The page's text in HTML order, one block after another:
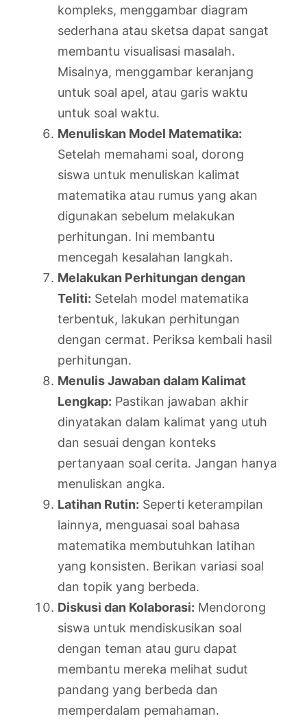
kompleks, menggambar diagram
sederhana atau sketsa dapat sangat
membantu visualisasi masalah.
Misalnya, menggambar keranjang
untuk soal apel, atau garis waktu
untuk soal waktu.
Menuliskan Model Matematika:
Setelah memahami soal, dorong
siswa untuk menuliskan kalimat
matematika atau rumus yang akan
digunakan sebelum melakukan
perhitungan. Ini membantu
mencegah kesalahan langkah.
Melakukan Perhitungan dengan
Teliti: Setelah model matematika
terbentuk, lakukan perhitungan
dengan cermat. Periksa kembali hasil
perhitungan.
Menulis Jawaban dalam Kalimat
Lengkap: Pastikan jawaban akhir
dinyatakan dalam kalimat yang utuh
dan sesuai dengan konteks
pertanyaan soal cerita. Jangan hanya
menuliskan angka.
Latihan Rutin: Seperti keterampilan
lainnya, menguasai soal bahasa
matematika membutuhkan latihan
yang konsisten. Berikan variasi soal
dan topik yang berbeda.
Diskusi dan Kolaborasi: Mendorong
siswa untuk mendiskusikan soal
dengan teman atau guru dapat
membantu mereka melihat sudut
pandang yang berbeda dan
memperdalam pemahaman.